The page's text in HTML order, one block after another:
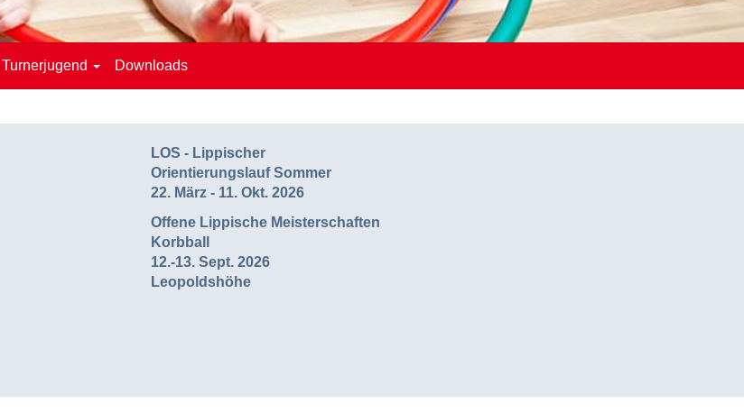
Turnerjugend Downloads
LOS - Lippischer
Orientierungslauf Sommer
22. März - 11. Okt. 2026
Offene Lippische Meisterschaften
Korbball
12.-13. Sept. 2026
Leopoldshöhe